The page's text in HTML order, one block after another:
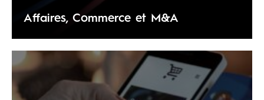
Affaires, Commerce et M&A